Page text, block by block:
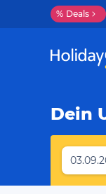
% Deals
Dein